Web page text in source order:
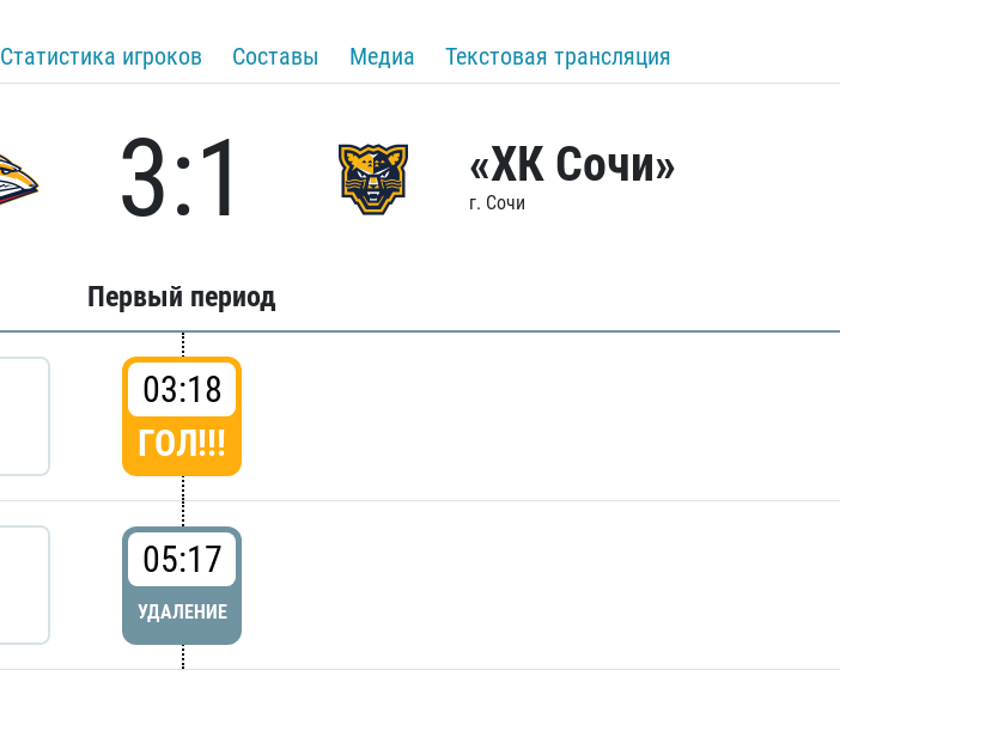
Статистика игроков Составы Медиа Текстовая трансляция
3:1 «ХК Сочи»
г. Сочи
Первый период
03:18
ГОЛ!!!
05:17
УДАЛЕНИЕ